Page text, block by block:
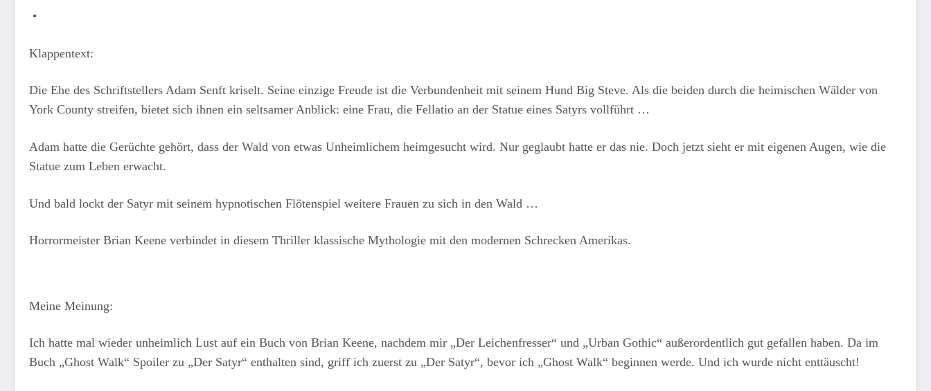
•
Klappentext:
Die Ehe des Schriftstellers Adam Senft kriselt. Seine einzige Freude ist die Verbundenheit mit seinem Hund Big Steve. Als die beiden durch die heimischen Wälder von
York County streifen, bietet sich ihnen ein seltsamer Anblick: eine Frau, die Fellatio an der Statue eines Satyrs vollführt …
Adam hatte die Gerüchte gehört, dass der Wald von etwas Unheimlichem heimgesucht wird. Nur geglaubt hatte er das nie. Doch jetzt sieht er mit eigenen Augen, wie die
Statue zum Leben erwacht.
Und bald lockt der Satyr mit seinem hypnotischen Flötenspiel weitere Frauen zu sich in den Wald …
Horrormeister Brian Keene verbindet in diesem Thriller klassische Mythologie mit den modernen Schrecken Amerikas.
Meine Meinung:
Ich hatte mal wieder unheimlich Lust auf ein Buch von Brian Keene, nachdem mir „Der Leichenfresser“ und „Urban Gothic“ außerordentlich gut gefallen haben. Da im
Buch „Ghost Walk“ Spoiler zu „Der Satyr“ enthalten sind, griff ich zuerst zu „Der Satyr“, bevor ich „Ghost Walk“ beginnen werde. Und ich wurde nicht enttäuscht!